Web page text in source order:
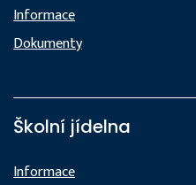
Informace
Dokumenty
Školní jídelna
Informace